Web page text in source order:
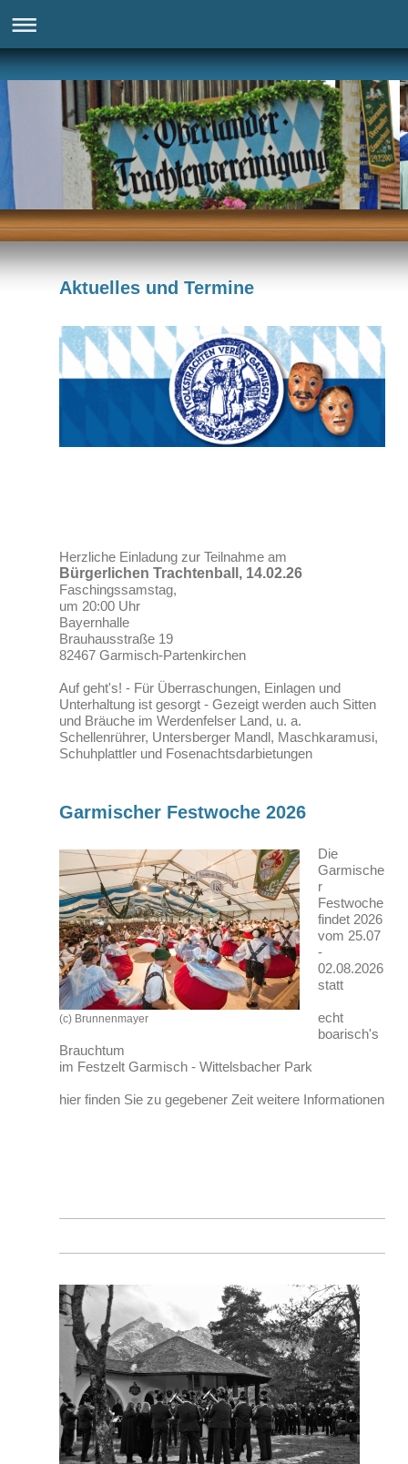
Aktuelles und Termine
Herzliche Einladung zur Teilnahme am
Bürgerlichen Trachtenball, 14.02.26
Faschingssamstag,
um 20:00 Uhr
Bayernhalle
Brauhausstraße 19
82467 Garmisch-Partenkirchen
Auf geht's! - Für Überraschungen, Einlagen und
Unterhaltung ist gesorgt - Gezeigt werden auch Sitten
und Bräuche im Werdenfelser Land, u. a.
Schellenrührer, Untersberger Mandl, Maschkaramusi,
Schuhplattler und Fosenachtsdarbietungen
Garmischer Festwoche 2026
(c) Brunnenmayer
Die
Garmische
r
Festwoche
findet 2026
vom 25.07
-
02.08.2026
statt
echt
boarisch's
Brauchtum
im Festzelt Garmisch - Wittelsbacher Park
hier finden Sie zu gegebener Zeit weitere Informationen